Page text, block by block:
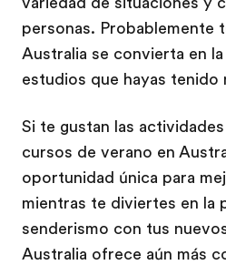
personas. Probablemente
Australia se convierta en
estudios que hayas tenido
Si te gustan las
cursos de verano en
oportunidad única para
mientras te diviertes en la
senderismo con tus
Australia ofrece aún más